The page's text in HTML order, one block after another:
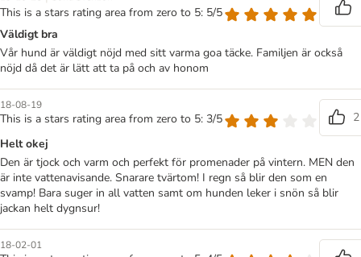
This is a stars rating area from zero to 5: 5/5
Väldigt bra
Vår hund är väldigt nöjd med sitt varma goa täcke. Familjen är också
nöjd då det är lätt att ta på och av honom
18-08-19
This is a stars rating area from zero to 5: 3/5
2
Helt okej
Den är tjock och varm och perfekt för promenader på vintern. MEN den
är inte vattenavisande. Snarare tvärtom! I regn så blir den som en
svamp! Bara suger in all vatten samt om hunden leker i snön så blir
jackan helt dygnsur!
18-02-01